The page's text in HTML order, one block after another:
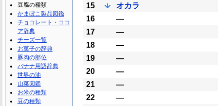
15
オカラ
16
―
17
―
18
―
19
―
20
―
21
―
22
―
豆腐の種類
かまぼこ製品図鑑
チョコレート・ココ
ア辞典
チーズ一覧
お菓子の辞典
豚肉の部位
バナナ用語辞典
世界の油
山菜図鑑
お米の種類
豆の種類